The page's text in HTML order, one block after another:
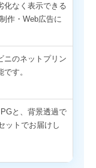
化なく表示できる
作・Web広告に
ニのネットプリン
す。
と、背景透過で
ットでお届けし